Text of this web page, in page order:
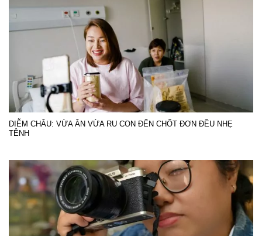
DIỄM CHÂU: VỪA ĂN VỪA RU CON ĐẾN CHỐT ĐƠN ĐỀU NHẸ
TÊNH